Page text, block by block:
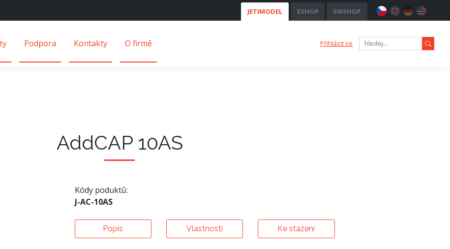
JETIMODEL ESHOP SWSHOP
Podpora Kontakty O firmě Přihlásit se
AddCAP 10AS
Kódy poduktů:
J-AC-10AS
Popis Vlastnosti Ke stažení